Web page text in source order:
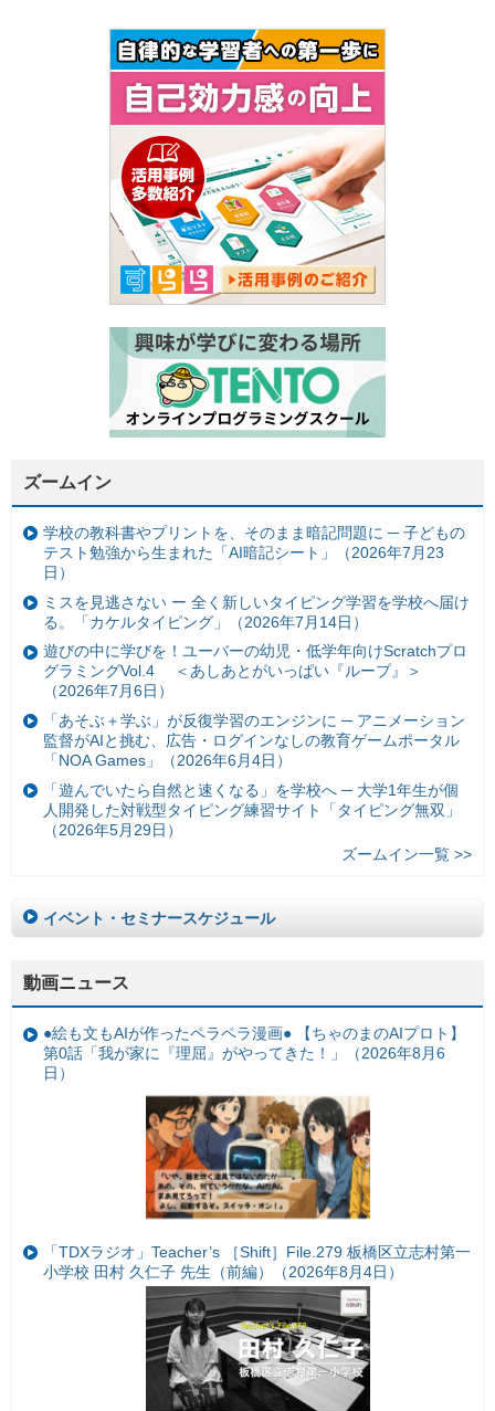
ズームイン
学校の教科書やプリントを、そのまま暗記問題に ─ 子どもの
テスト勉強から生まれた「AI暗記シート」（2026年7月23
日）
ミスを見逃さない ー 全く新しいタイピング学習を学校へ届け
る。「カケルタイピング」（2026年7月14日）
遊びの中に学びを！ユーバーの幼児・低学年向けScratchプロ
グラミングVol.4 ＜あしあとがいっぱい『ループ』＞
（2026年7月6日）
「あそぶ＋学ぶ」が反復学習のエンジンに ─ アニメーション
監督がAIと挑む、広告・ログインなしの教育ゲームポータル
「NOA Games」（2026年6月4日）
「遊んでいたら自然と速くなる」を学校へ ─ 大学1年生が個
人開発した対戦型タイピング練習サイト「タイピング無双」
（2026年5月29日）
ズームイン一覧 >>
イベント・セミナースケジュール
動画ニュース
●絵も文もAIが作ったペラペラ漫画● 【ちゃのまのAIプロト】
第0話「我が家に『理屈』がやってきた！」（2026年8月6
日）
「TDXラジオ」Teacher’s ［Shift］File.279 板橋区立志村第一
小学校 田村 久仁子 先生（前編）（2026年8月4日）